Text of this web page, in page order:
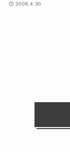
2009.4.30